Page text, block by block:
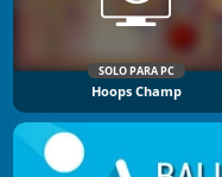
SOLO PARA PC
Hoops Champ